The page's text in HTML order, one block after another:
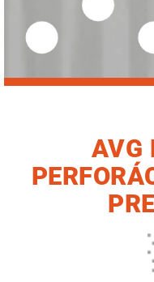
AVG